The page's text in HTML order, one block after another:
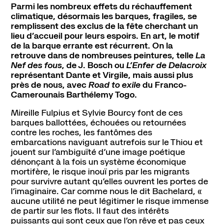
Parmi les nombreux effets du réchauffement
climatique, désormais les barques, fragiles, se
remplissent des exclus de la fête cherchant un
lieu d’accueil pour leurs espoirs. En art, le motif
de la barque errante est récurrent. On la
retrouve dans de nombreuses peintures, telleLa
Nef des fous, de J. Bosch ou L’Enfer de Delacroix
représentant Dante et Virgile, mais aussi plus
près de nous, avecRoad to exiledu Franco-
Camerounais Barthélemy Togo.
Mireille Fulpius et Sylvie Bourcy font de ces
barques ballottées, échouées ou retournées
contre les roches, les fantômes des
embarcations naviguant autrefois sur le Thiou et
jouent sur l’ambiguïté d’une image poétique
dénonçant à la fois un système économique
mortifère, le risque inouï pris par les migrants
pour survivre autant qu’elles ouvrent les portes de
l’imaginaire. Car comme nous le dit Bachelard, «
aucune utilité ne peut légitimer le risque immense
de partir sur les flots. Il faut des intérêts
puissants qui sont ceux que l’on rêve et pas ceux